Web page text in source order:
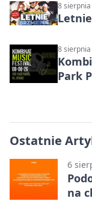
8
8
Park
Ostatnie
6
na